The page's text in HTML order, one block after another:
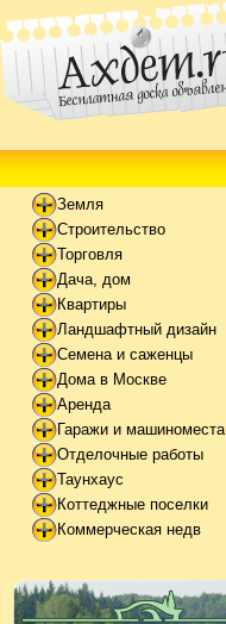
Земля
Строительство
Торговля
Дача, дом
Квартиры
Ландшафтный дизайн
Семена и саженцы
Дома в Москве
Аренда
Гаражи и машиноместа
Отделочные работы
Таунхаус
Коттеджные поселки
Коммерческая недв